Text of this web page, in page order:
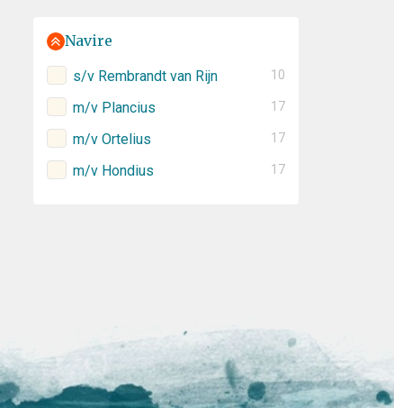
Navire
s/v Rembrandt van Rijn 10
m/v Plancius 17
m/v Ortelius 17
m/v Hondius 17